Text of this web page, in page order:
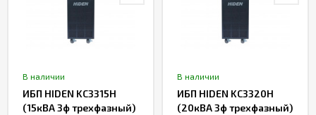
В наличии
ИБП HIDEN KC3315H
(15кВА 3ф трехфазный)
В наличии
ИБП HIDEN KC3320H
(20кВА 3ф трехфазный)